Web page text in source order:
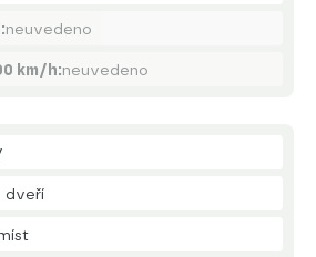
neuvedeno
km/h:neuvedeno
dveří